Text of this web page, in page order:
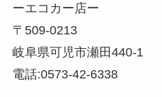
ーエコカー店ー
〒509-0213
岐阜県可児市瀬田440-1
電話:0573-42-6338